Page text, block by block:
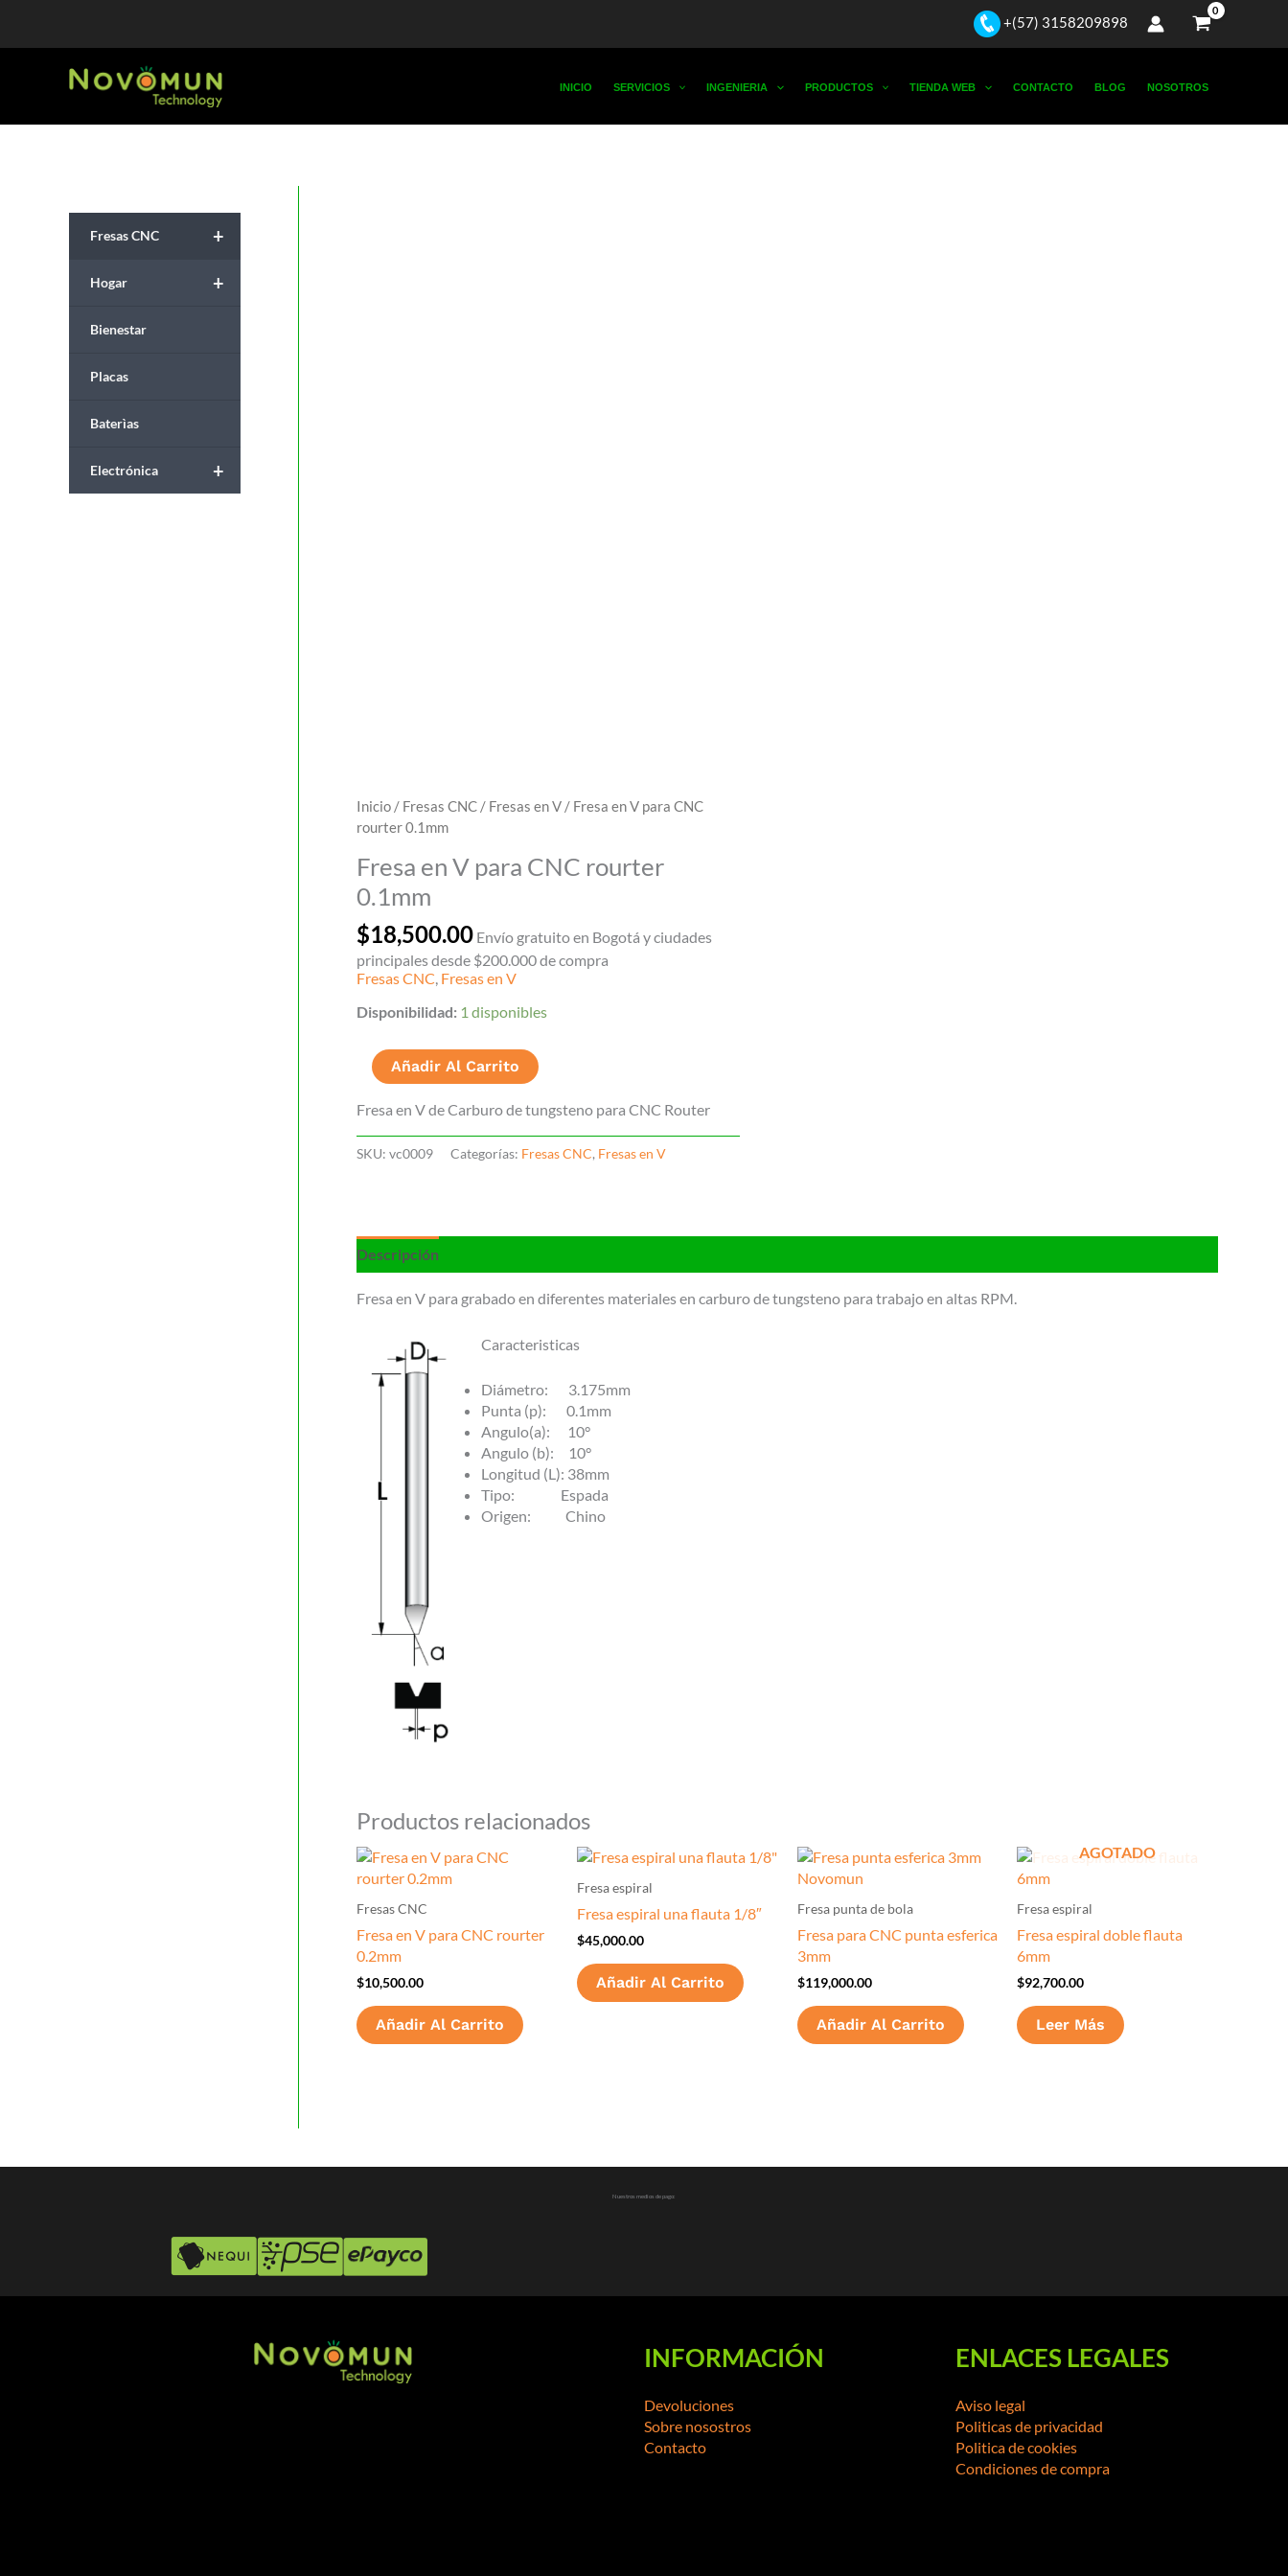
contenido
+(57) 3158209898
INICIO SERVICIOS INGENIERIA PRODUCTOS TIENDA WEB CONTACTO BLOG NOSOTROS
+
Fresas CNC
+
Hogar
Bienestar
Placas
Baterìas
+
Electrónica
Inicio / Fresas CNC / Fresas en V / Fresa en V para CNC
rourter 0.1mm
Fresa en V para CNC rourter
0.1mm
$18,500.00 Envío gratuito en Bogotá y ciudades
principales desde $200.000 de compra
Fresas CNC Fresas en V
Disponibilidad: 1 disponibles
Fresa
para
CNC
rourter
Añadir Al Carrito
Fresa en V de Carburo de tungsteno para CNC Router
SKU: vc0009 Categorías: Fresas CNC, Fresas en V
Descripción
Fresa en V para grabado en diferentes materiales en carburo de tungsteno para trabajo en altas RPM.
Caracteristicas
Diámetro: 3.175mm
Punta (p): 0.1mm
Angulo(a): 10°
Angulo (b): 10°
Longitud (L): 38mm
Tipo: Espada
Origen: Chino
Productos relacionados
Fresas CNC
Fresa en V para CNC rourter
0.2mm
$10,500.00
Añadir Al Carrito
Fresa espiral
Fresa espiral una flauta 1/8″
$45,000.00
Añadir Al Carrito
Fresa punta de bola
Fresa para CNC punta esferica
3mm
$119,000.00
Añadir Al Carrito
AGOTADO
Fresa espiral
Fresa espiral doble flauta
6mm
$92,700.00
Leer Más
Nuestros medios de pago:
INFORMACIÓN
Devoluciones
Sobre nosostros
Contacto
ENLACES LEGALES
Aviso legal
Politicas de privacidad
Politica de cookies
Condiciones de compra